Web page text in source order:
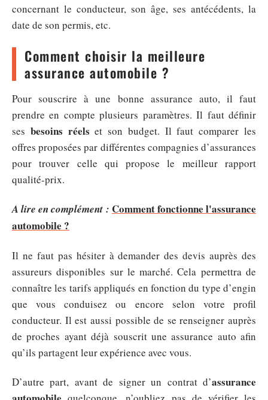
concernant le conducteur, son âge, ses antécédents, la
date de son permis, etc.
Comment choisir la meilleure
assurance automobile ?
Pour souscrire à une bonne assurance auto, il faut
prendre en compte plusieurs paramètres. Il faut définir
ses besoins réels et son budget. Il faut comparer les
offres proposées par différentes compagnies d’assurances
pour trouver celle qui propose le meilleur rapport
qualité-prix.
A lire en complément : Comment fonctionne l'assurance
automobile ?
Il ne faut pas hésiter à demander des devis auprès des
assureurs disponibles sur le marché. Cela permettra de
connaître les tarifs appliqués en fonction du type d’engin
que vous conduisez ou encore selon votre profil
conducteur. Il est aussi possible de se renseigner auprès
de proches ayant déjà souscrit une assurance auto afin
qu’ils partagent leur expérience avec vous.
D’autre part, avant de signer un contrat d’assurance